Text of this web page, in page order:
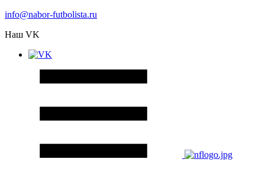
info@nabor-futbolista.ru
Наш VK